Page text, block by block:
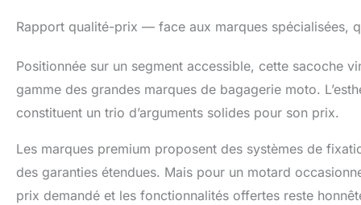
Rapport qualité-prix — face aux marques spécialisées,
Positionnée sur un segment accessible, cette sacoche
gamme des grandes marques de bagagerie moto.
constituent un trio d’arguments solides pour son prix.
Les marques premium proposent des systèmes de
des garanties étendues. Mais pour un motard
prix demandé et les fonctionnalités offertes reste